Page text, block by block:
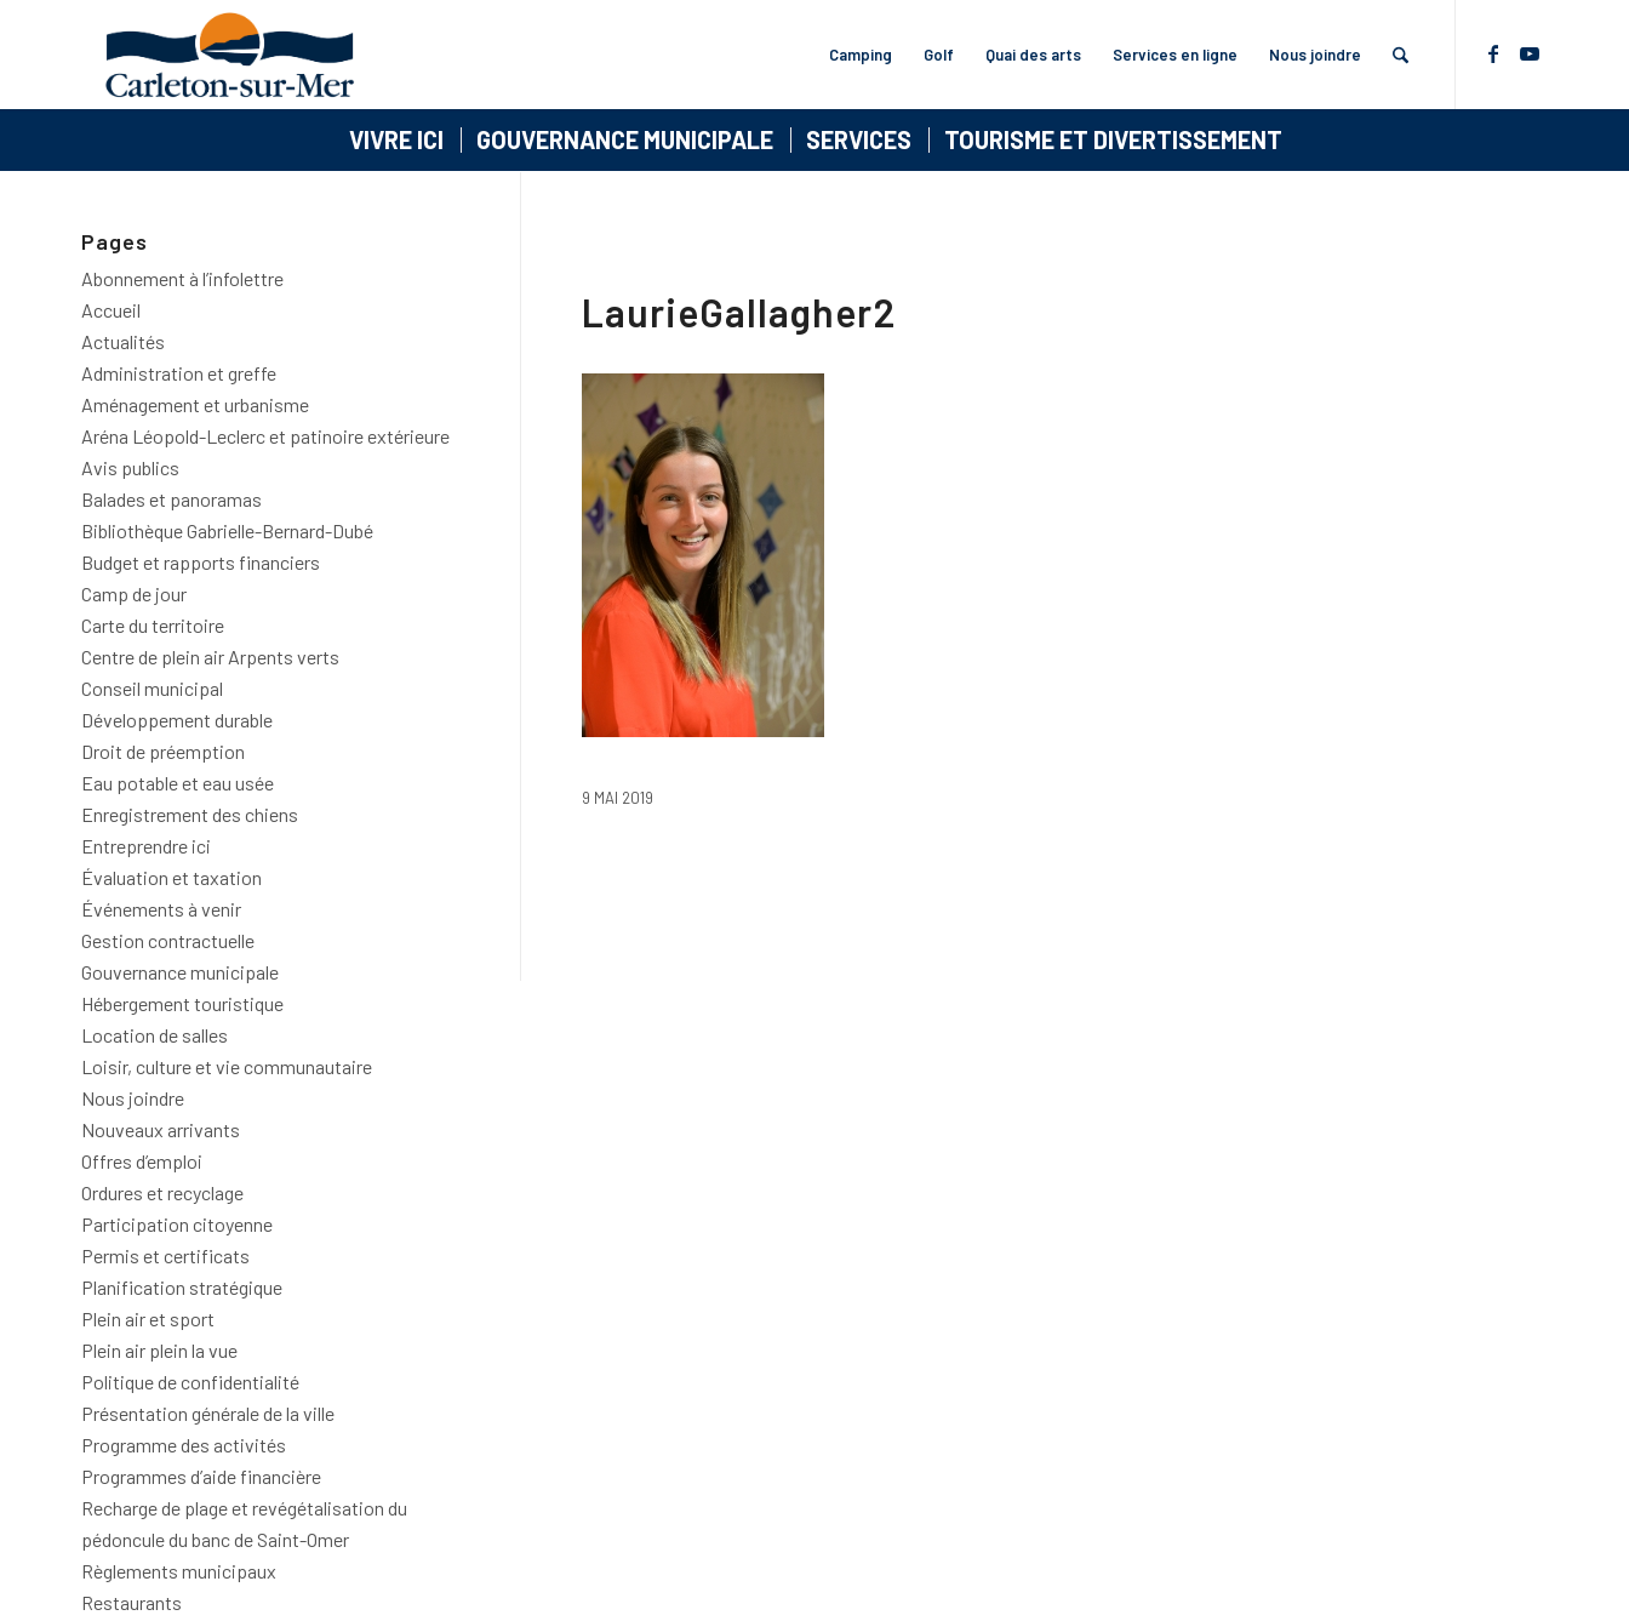
Camping Golf Quai des arts Services en ligne Nous joindre
VIVRE ICI GOUVERNANCE MUNICIPALE SERVICES TOURISME ET DIVERTISSEMENT
LaurieGallagher2
9 MAI 2019
Pages
Abonnement à l’infolettre
Accueil
Actualités
Administration et greffe
Aménagement et urbanisme
Aréna Léopold-Leclerc et patinoire extérieure
Avis publics
Balades et panoramas
Bibliothèque Gabrielle-Bernard-Dubé
Budget et rapports financiers
Camp de jour
Carte du territoire
Centre de plein air Arpents verts
Conseil municipal
Développement durable
Droit de préemption
Eau potable et eau usée
Enregistrement des chiens
Entreprendre ici
Évaluation et taxation
Événements à venir
Gestion contractuelle
Gouvernance municipale
Hébergement touristique
Location de salles
Loisir, culture et vie communautaire
Nous joindre
Nouveaux arrivants
Offres d’emploi
Ordures et recyclage
Participation citoyenne
Permis et certificats
Planification stratégique
Plein air et sport
Plein air plein la vue
Politique de confidentialité
Présentation générale de la ville
Programme des activités
Programmes d’aide financière
Recharge de plage et revégétalisation du
pédoncule du banc de Saint-Omer
Règlements municipaux
Restaurants